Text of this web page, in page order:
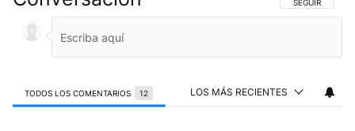
SIGA ESTA
SEGUIR
TODOS LOS COMENTARIOS 12 LOS MÁS RECIENTES